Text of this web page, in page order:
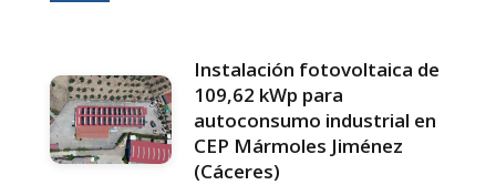
Instalación fotovoltaica de
109,62 kWp para
autoconsumo industrial en
CEP Mármoles Jiménez
(Cáceres)